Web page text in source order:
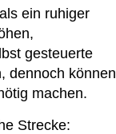
ein ruhiger
gesteuerte
dennoch können
machen.
Strecke: